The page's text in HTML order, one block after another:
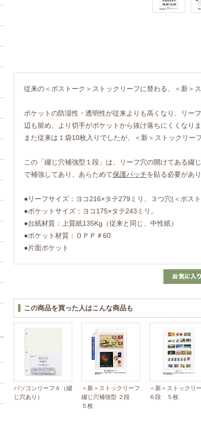
従来の＜ボストーク＞ストックリーフに替わる、＜新＞
ポケットの防湿性・透明性が従来よりも高くなり、リー
辺も留め、より切手がポケットから抜け落ちにくくなりま
また従来は１袋10枚入りでしたが、＜新＞ストックリー
この「綴じ穴補強型１段」は、リーフ穴の開けてある綴
で補強してあり、あらためて保護パッチを貼る必要があり
●リーフサイズ：ヨコ216×タテ279ミリ、３つ穴(＜ボス
●ポケットサイズ：ヨコ175×タテ243ミリ。
●台紙材質：上質紙135Kg（従来と同じ、中性紙）
●ポケット材質：ＯＰＰ＃60
●片面ポケット
この商品を買った人はこんな商品も
パソコンリーフＡ（綴
じ穴あり）
＜新＞ストックリーフ
綴じ穴補強型 ２段
５枚
＜新＞ストックリ
６段 ５枚